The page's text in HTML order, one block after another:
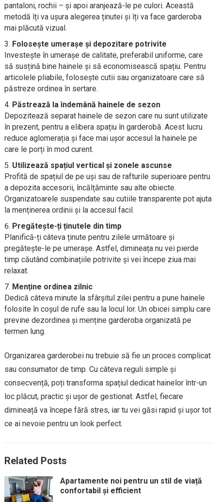
pantaloni, rochii – și apoi aranjează-le pe culori. Această
metodă îți va ușura alegerea ținutei și îți va face garderoba
mai plăcută vizual.
Folosește umerașe și depozitare potrivite
Investește în umerașe de calitate, preferabil uniforme, care
să susțină bine hainele și să economisească spațiu. Pentru
articolele pliabile, folosește cutii sau organizatoare care să
păstreze ordinea în sertare.
Păstrează la îndemână hainele de sezon
Depozitează separat hainele de sezon care nu sunt utilizate
în prezent, pentru a elibera spațiu în garderobă. Acest lucru
reduce aglomerația și face mai ușor accesul la hainele pe
care le porți în mod curent.
Utilizează spațiul vertical și zonele ascunse
Profită de spațiul de pe uși sau de rafturile superioare pentru
a depozita accesorii, încălțăminte sau alte obiecte.
Organizatoarele suspendate sau cutiile transparente pot ajuta
la menținerea ordinii și la accesul facil.
Pregătește-ți ținutele din timp
Planifică-ți câteva ținute pentru zilele următoare și
pregătește-le pe umerașe. Astfel, dimineața nu vei pierde
timp căutând combinațiile potrivite și vei începe ziua mai
relaxat.
Menține ordinea zilnic
Dedică câteva minute la sfârșitul zilei pentru a pune hainele
folosite în coșul de rufe sau la locul lor. Un obicei simplu care
previne dezordinea și menține garderoba organizată pe
termen lung.
Organizarea garderobei nu trebuie să fie un proces complicat
sau consumator de timp. Cu câteva reguli simple și
consecvență, poți transforma spațiul dedicat hainelor într-un
loc plăcut, practic și ușor de gestionat. Astfel, fiecare
dimineață va începe fără stres, iar tu vei găsi rapid și ușor tot
ce ai nevoie pentru un look perfect.
Related Posts
Apartamente noi pentru un stil de viață
confortabil și efficient